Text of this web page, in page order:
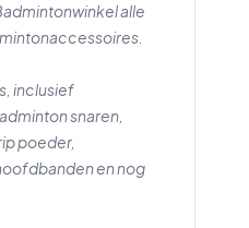
alle
inclusief
snaren,
poeder,
en nog